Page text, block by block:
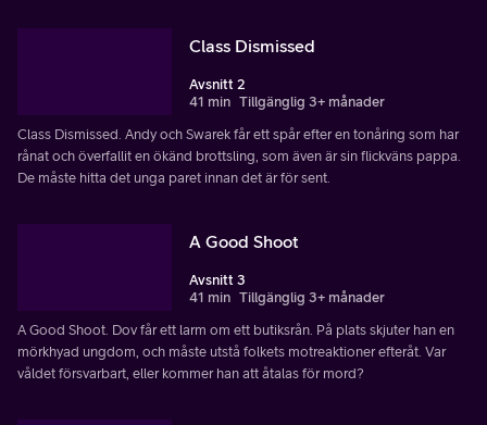
Class Dismissed
Avsnitt 2
41 min Tillgänglig 3+ månader
Class Dismissed. Andy och Swarek får ett spår efter en tonåring som har
rånat och överfallit en ökänd brottsling, som även är sin flickväns pappa.
De måste hitta det unga paret innan det är för sent.
A Good Shoot
Avsnitt 3
41 min Tillgänglig 3+ månader
A Good Shoot. Dov får ett larm om ett butiksrån. På plats skjuter han en
mörkhyad ungdom, och måste utstå folkets motreaktioner efteråt. Var
våldet försvarbart, eller kommer han att åtalas för mord?